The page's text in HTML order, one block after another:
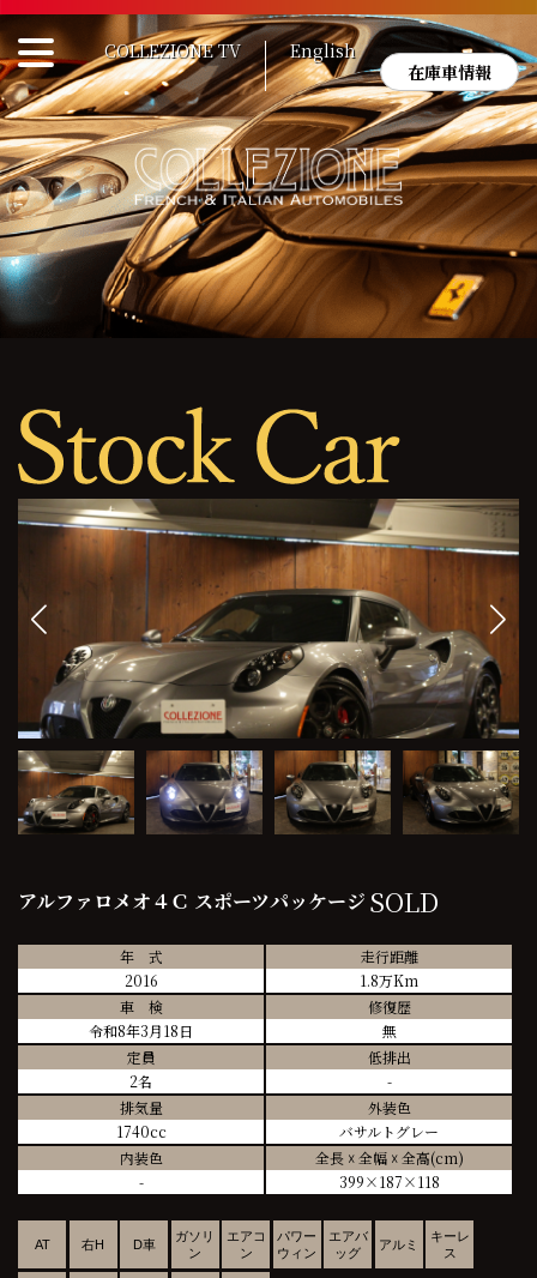
Skip
to
content
COLLEZIONE TV
English
在庫車情報
アルファロメオ４Ｃ スポーツパッケージ SOLD
年 式
2016
走行距離
1.8万Km
車 検
令和8年3月18日
修復歴
無
定員
2名
低排出
-
排気量
1740cc
外装色
バサルトグレー
内装色
-
全長 ☓ 全幅 ☓ 全高(cm)
399×187×118
AT 右H D車
ガソリ
ン
エアコ
ン
パワー
ウィン
エアバ
ッグ
アルミ
キーレ
ス